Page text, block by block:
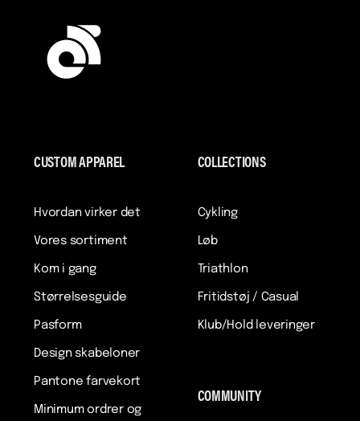
CUSTOM APPAREL
Hvordan virker det
Vores sortiment
Kom i gang
Størrelsesguide
Pasform
Design skabeloner
Pantone farvekort
Minimum ordrer og
COLLECTIONS
Cykling
Løb
Triathlon
Fritidstøj / Casual
Klub/Hold leveringer
COMMUNITY